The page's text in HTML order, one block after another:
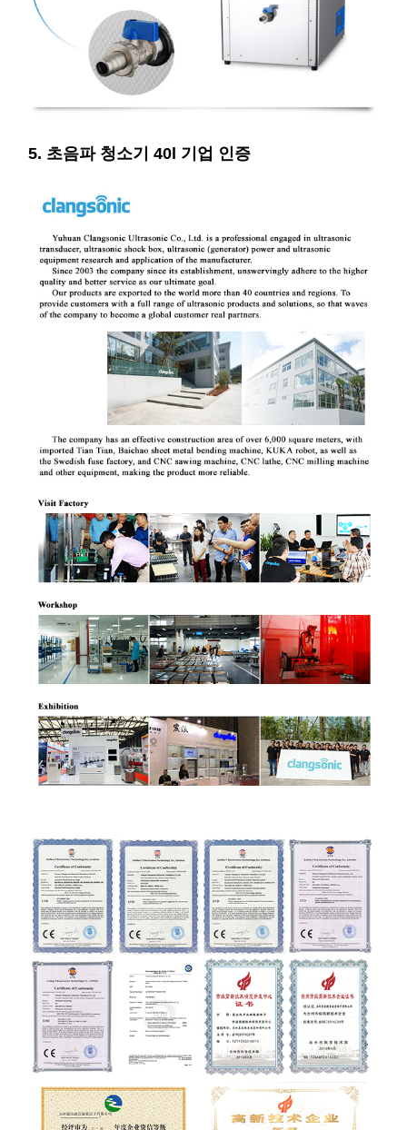
5. 초음파 청소기 40l 기업 인증